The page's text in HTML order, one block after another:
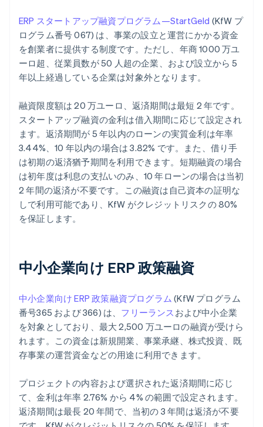
ERP スタートアップ融資プログラム—StartGeld (KfW プ
ログラム番号 067) は、事業の設立と運営にかかる資金
を創業者に提供する制度です。ただし、年商 1000 万ユ
ーロ超、従業員数が 50 人超の企業、および設立から 5
年以上経過している企業は対象外となります。
融資限度額は 20 万ユーロ、返済期間は最短 2 年です。
スタートアップ融資の金利は借入期間に応じて設定され
ます。返済期間が 5 年以内のローンの実質金利は年率
3.44%、10 年以内の場合は 3.82% です。また、借り手
は初期の返済猶予期間を利用できます。短期融資の場合
は初年度は利息の支払いのみ、10 年ローンの場合は当初
2 年間の返済が不要です。この融資は自己資本の証明な
しで利用可能であり、KfW がクレジットリスクの 80%
を保証します。
中小企業向け ERP 政策融資
中小企業向け ERP 政策融資プログラム (KfW プログラム
番号365 および 366) は、 フリーランス および中小企業
を対象としており、最大 2,500 万ユーロの融資が受けら
れます。この資金は新規開業、事業承継、株式投資、既
存事業の運営資金などの用途に利用できます。
プロジェクトの内容および選択された返済期間に応じ
て、金利は年率 2.76% から 4% の範囲で設定されます。
返済期間は最長 20 年間で、当初の 3 年間は返済が不要